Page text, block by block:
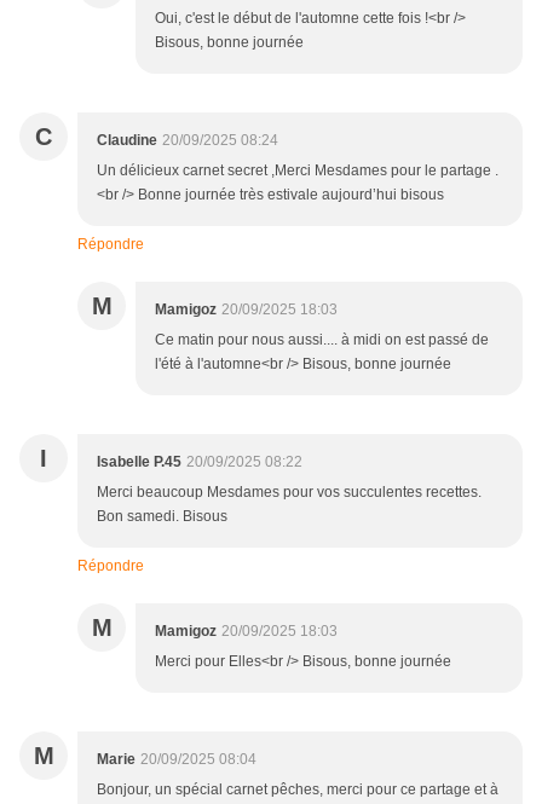
Oui, c'est le début de l'automne cette fois !<br />
Bisous, bonne journée
C Claudine 20/09/2025 08:24
Un délicieux carnet secret ,Merci Mesdames pour le partage .
<br /> Bonne journée très estivale aujourd’hui bisous
Répondre
M Mamigoz 20/09/2025 18:03
Ce matin pour nous aussi.... à midi on est passé de
l'été à l'automne<br /> Bisous, bonne journée
I Isabelle P.45 20/09/2025 08:22
Merci beaucoup Mesdames pour vos succulentes recettes.
Bon samedi. Bisous
Répondre
M Mamigoz 20/09/2025 18:03
Merci pour Elles<br /> Bisous, bonne journée
M Marie 20/09/2025 08:04
Bonjour, un spécial carnet pêches, merci pour ce partage et à